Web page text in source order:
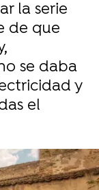
la serie
de que
se daba
y
el